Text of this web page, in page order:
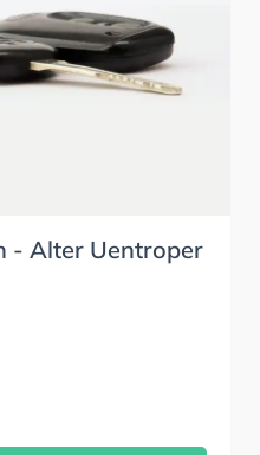
- Alter Uentroper